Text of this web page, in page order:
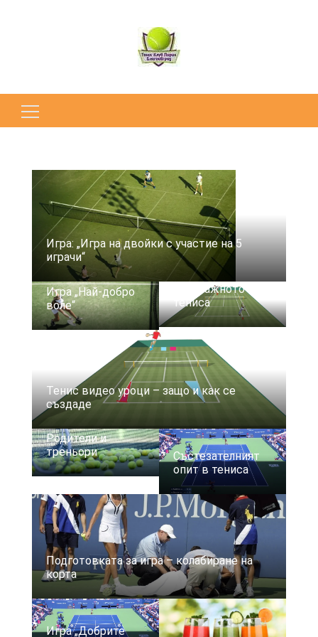
Игра: „Игра на двойки с участие на 5
играчи“
Игра „Най-добро
воле“
Най-важното за
тениса
Тенис видео уроци – защо и как се
създаде
Родители и
треньори
Състезателният
опит в тениса
Подготовката за игра – колабиране на
корта
Игра „Добрите